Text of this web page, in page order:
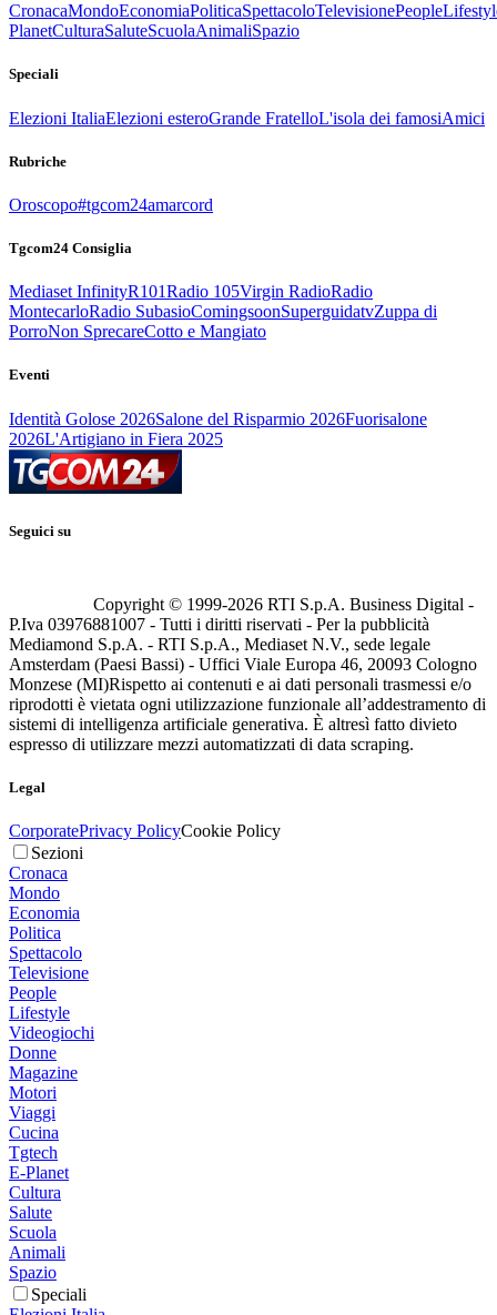
CronacaMondoEconomiaPoliticaSpettacoloTelevisionePeople
PlanetCulturaSaluteScuolaAnimaliSpazio
Speciali
Elezioni ItaliaElezioni esteroGrande FratelloL'isola dei famosiAmici
Rubriche
Oroscopo#tgcom24amarcord
Tgcom24 Consiglia
Mediaset InfinityR101Radio 105Virgin RadioRadio
MontecarloRadio SubasioComingsoonSuperguidatvZuppa di
PorroNon SprecareCotto e Mangiato
Eventi
Identità Golose 2026Salone del Risparmio 2026Fuorisalone
2026L'Artigiano in Fiera 2025
Seguici su
Copyright © 1999-2026 RTI S.p.A. Business Digital -
P.Iva 03976881007 - Tutti i diritti riservati - Per la pubblicità
Mediamond S.p.A. - RTI S.p.A., Mediaset N.V., sede legale
Amsterdam (Paesi Bassi) - Uffici Viale Europa 46, 20093 Cologno
Monzese (MI)Rispetto ai contenuti e ai dati personali trasmessi e/o
riprodotti è vietata ogni utilizzazione funzionale all’addestramento di
sistemi di intelligenza artificiale generativa. È altresì fatto divieto
espresso di utilizzare mezzi automatizzati di data scraping.
Legal
CorporatePrivacy PolicyCookie Policy
Sezioni
Cronaca
Mondo
Economia
Politica
Spettacolo
Televisione
People
Lifestyle
Videogiochi
Donne
Magazine
Motori
Viaggi
Cucina
Tgtech
E-Planet
Cultura
Salute
Scuola
Animali
Spazio
Speciali